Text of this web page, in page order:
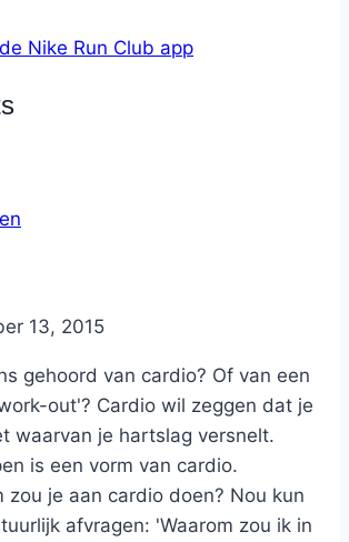
Nike Run Club app
13, 2015
gehoord van cardio? Of van een
out'? Cardio wil zeggen dat je
waarvan je hartslag versnelt.
is een vorm van cardio.
zou je aan cardio doen? Nou kun
afvragen: 'Waarom zou ik in